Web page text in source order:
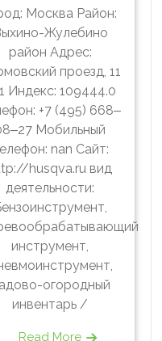
Москва Район:
Жулебино
район Адрес:
проезд, 11
Индекс: 109444.0
+7 (495) 668‒
Мобильный
nan Сайт:
husqva.ru вид
деятельности:
инструмент,
огородный
инвентарь /
Read More